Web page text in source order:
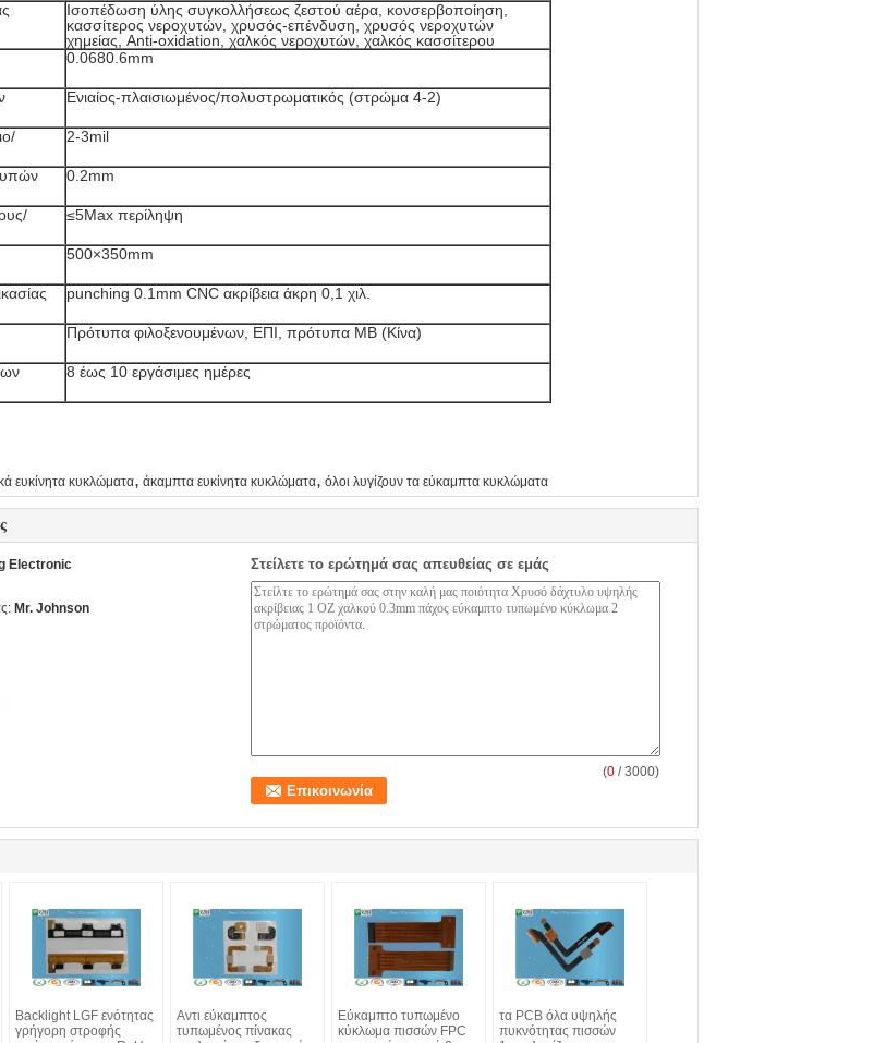
Ισοπέδωση ύλης συγκολλήσεως ζεστού αέρα, κονσερβοποίηση,
κασσίτερος νεροχυτών, χρυσός-επένδυση, χρυσός νεροχυτών
χημείας, Anti-oxidation, χαλκός νεροχυτών, χαλκός κασσίτερου
0.0680.6mm
Ενιαίος-πλαισιωμένος/πολυστρωματικός (στρώμα 4-2)
2-3mil
0.2mm
≤5Max περίληψη
500×350mm
punching 0.1mm CNC ακρίβεια άκρη 0,1 χιλ.
Πρότυπα φιλοξενουμένων, ΕΠΙ, πρότυπα ΜΒ (Κίνα)
8 έως 10 εργάσιμες ημέρες
ευκίνητα κυκλώματα, άκαμπτα ευκίνητα κυκλώματα, όλοι λυγίζουν τα εύκαμπτα κυκλώματα
Electronic
Mr. Johnson
Στείλετε το ερώτημά σας απευθείας σε εμάς
(0 / 3000)
Backlight LGF ενότητας
γρήγορη στροφής
Αντι εύκαμπτος
τυπωμένος πίνακας
Εύκαμπτο τυπωμένο
κύκλωμα πισσών FPC
τα PCB όλα υψηλής
πυκνότητας πισσών